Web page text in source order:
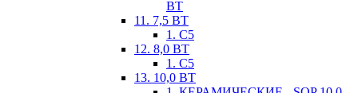
ВТ
11. 7,5 ВТ
1. С5
12. 8,0 ВТ
1. С5
13. 10,0 ВТ